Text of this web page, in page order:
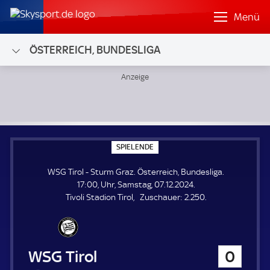
Menü
ÖSTERREICH, BUNDESLIGA
SPIELENDE
P
E
L
E
N
WSG Tirol - Sturm Graz. Österreich, Bundesliga.
17:00, Uhr, Samstag, 07.12.2024.
Tivoli Stadion Tirol
Zuschauer: Z
2.250.
WSG Tirol 0